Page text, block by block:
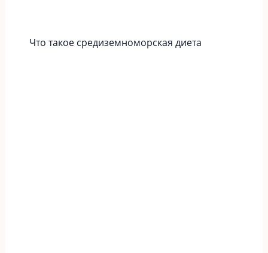
Что такое средиземноморская диета